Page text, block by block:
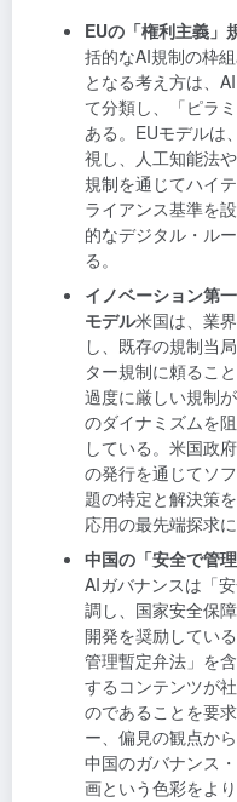
EUの「権利主義」
括的なAI規制の枠
となる考え方は、
て分類し、「ピラ
ある。EUモデルは
視し、人工知能法
規制を通じてハイ
ライアンス基準を
的なデジタル・ル
る。
イノベーション第
モデル米国は、業
し、既存の規制当
ター規制に頼るこ
過度に厳しい規制
のダイナミズムを
している。米国政
の発行を通じてソ
題の特定と解決策
応用の最先端探求
中国の「安全で管
AIガバナンスは「
調し、国家安全保
開発を奨励してい
管理暫定弁法」を
するコンテンツが
のであることを要
ー、偏見の観点か
中国のガバナンス
画という色彩をよ